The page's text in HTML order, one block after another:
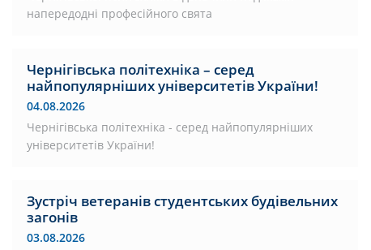
напередодні професійного свята
Чернігівська політехніка – серед
найпопулярніших університетів України!
04.08.2026
Чернігівська політехніка - серед найпопулярніших
університетів України!
Зустріч ветеранів студентських будівельних
загонів
03.08.2026